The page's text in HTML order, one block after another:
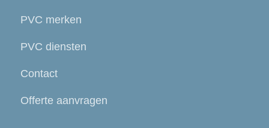
PVC merken
PVC diensten
Contact
Offerte aanvragen